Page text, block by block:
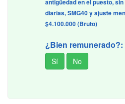
antigüedad en el puesto,
diarias, SMG40 y ajuste
$4.100.000 (Bruto)
¿Bien remunerado?: